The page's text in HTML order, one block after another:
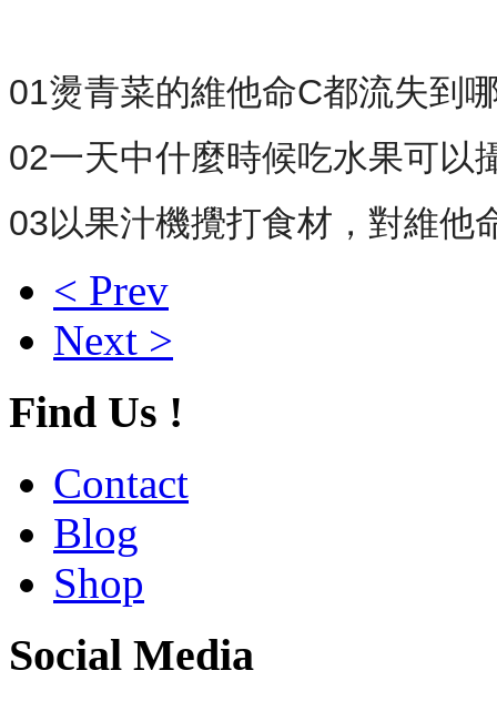
01燙青菜的維他命C都流失到
02一天中什麼時候吃水果可以
03以果汁機攪打食材，對維他
< Prev
Next >
Find Us !
Contact
Blog
Shop
Social Media